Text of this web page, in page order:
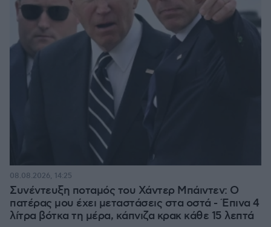
Συνέντευξη ποταμός του Χάντερ Μπάιντεν: Ο
πατέρας μου έχει μεταστάσεις στα οστά - Έπινα 4
λίτρα βότκα τη μέρα, κάπνιζα κρακ κάθε 15 λεπτά
08.08.2026, 14:25